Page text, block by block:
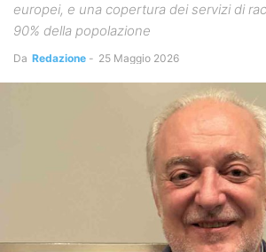
europei, e una copertura dei servizi di
90% della popolazione
Da Redazione - 25 Maggio 2026